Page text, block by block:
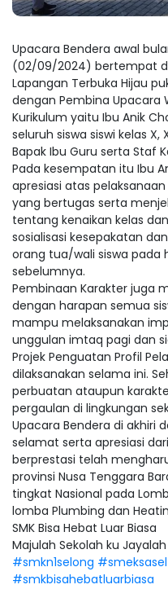
Upacara Bendera awal
(02/09/2024) bertempat
Lapangan Terbuka Hijau
dengan Pembina Upacara
Kurikulum yaitu Ibu Anik
seluruh siswa siswi kelas
Bapak Ibu Guru serta Staf
Pada kesempatan itu Ibu
apresiasi atas
yang bertugas serta
tentang kenaikan kelas
sosialisasi kesepakatan
orang tua/wali siswa pada
sebelumnya.
Pembinaan Karakter juga
dengan harapan semua
mampu melaksanakan
unggulan imtaq pagi dan
Projek Penguatan Profil
dilaksanakan selama ini.
perbuatan ataupun
pergaulan di lingkungan
Upacara Bendera di akhiri
selamat serta apresiasi
berprestasi telah
provinsi Nusa Tenggara
tingkat Nasional pada
lomba Plumbing dan
SMK Bisa Hebat Luar Biasa
Majulah Sekolah ku
#smkn1selong #smeksasel
#smkbisahebatluarbiasa